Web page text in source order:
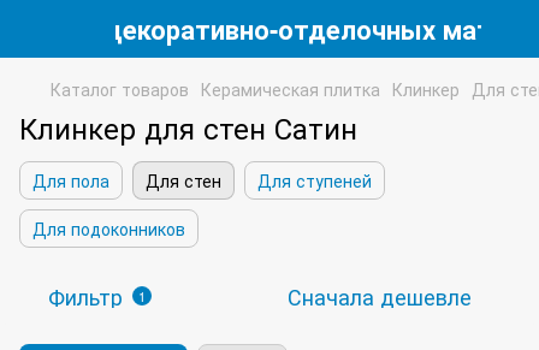
декоративно-отделочных
Каталог товаров Керамическая плитка Клинкер Для
Клинкер для стен Сатин
Для пола Для стен
Для ступеней
Для подоконников
Фильтр 1 Сначала дешевле